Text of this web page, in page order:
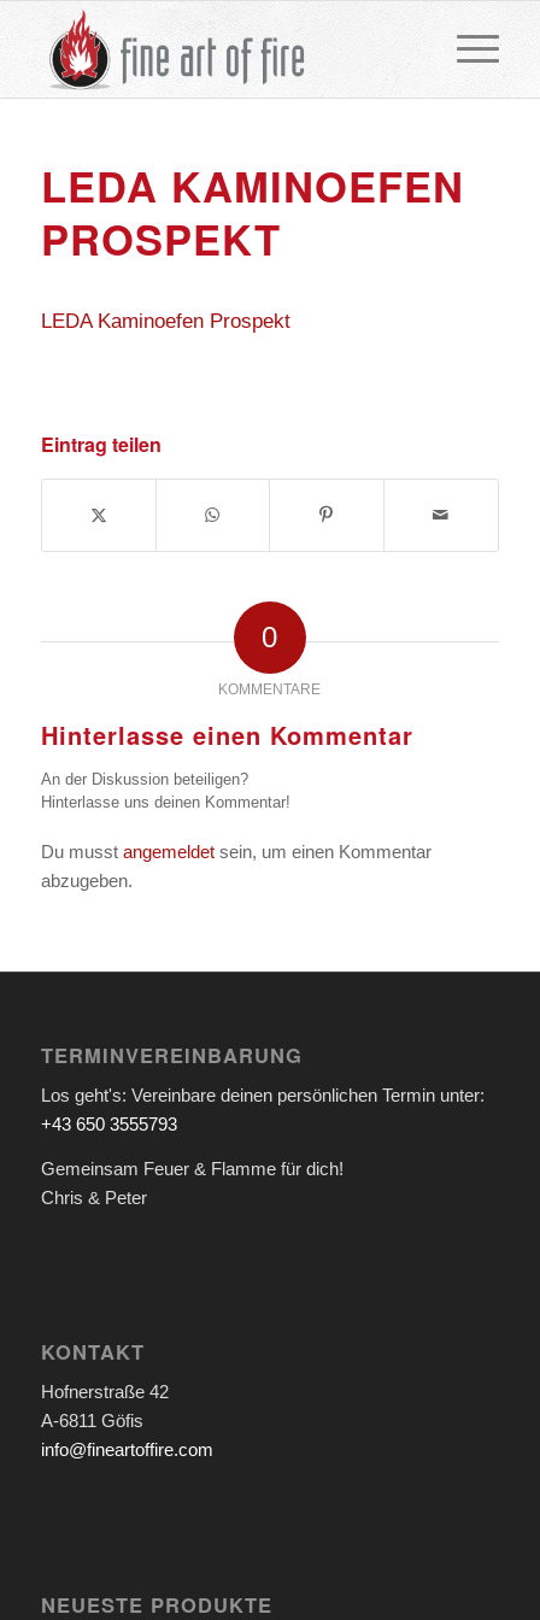
LEDA KAMINOEFEN
PROSPEKT
LEDA Kaminoefen Prospekt
Eintrag teilen
0
KOMMENTARE
Hinterlasse einen Kommentar
An der Diskussion beteiligen?
Hinterlasse uns deinen Kommentar!
Du musst angemeldetsein, um einen Kommentar
abzugeben.
TERMINVEREINBARUNG
Los geht's: Vereinbare deinen persönlichen Termin unter:
+43 650 3555793
Gemeinsam Feuer & Flamme für dich!
Chris & Peter
KONTAKT
Hofnerstraße 42
A-6811 Göfis
info@fineartoffire.com
NEUESTE PRODUKTE